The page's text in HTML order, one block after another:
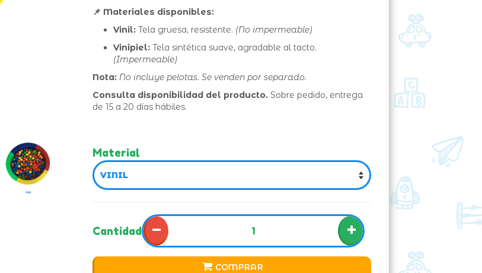
📌 Materiales disponibles:
Vinil: Tela gruesa, resistente. (No impermeable)
Vinipiel: Tela sintética suave, agradable al tacto.
(Impermeable)
Nota: No incluye pelotas. Se venden por separado.
Consulta disponibilidad del producto. Sobre pedido, entrega
de 15 a 20 días hábiles.
Material
Cantidad − +
COMPRAR